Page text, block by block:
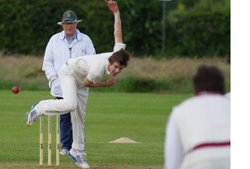
doubt स्पष्ट हो जाएंगे और आप को क्लाउड
हो जाएगी। क्लाउड कंप्यूटिंग क्या है? What is
कंप्यूटिंग एक तरह की ऑनलाइन सेवा है. इस
सर्विस और डाटा ...